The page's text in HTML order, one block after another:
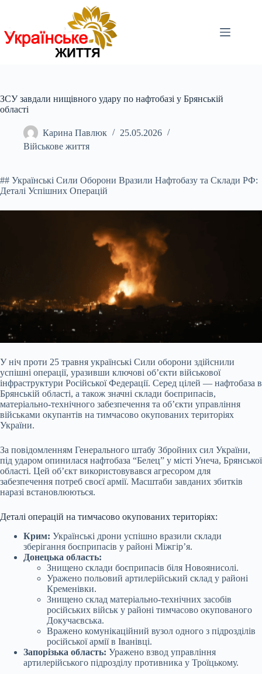
ЗСУ завдали нищівного удару по нафтобазі у Брянській
області
Карина Павлюк
25.05.2026
Військове життя
## Українські Сили Оборони Вразили Нафтобазу та Склади РФ:
Деталі Успішних Операцій
У ніч проти 25 травня українські Сили оборони здійснили
успішні операції, уразивши ключові об’єкти військової
інфраструктури Російської Федерації. Серед цілей — нафтобаза в
Брянській області, а також значні склади боєприпасів,
матеріально-технічного забезпечення та об’єкти управління
військами окупантів на тимчасово окупованих територіях
України.
За повідомленням Генерального штабу Збройних сил України,
під ударом опинилася нафтобаза “Белец” у місті Унеча, Брянської
області. Цей об’єкт використовувався агресором для
забезпечення потреб своєї армії. Масштаби завданих збитків
наразі встановлюються.
Деталі операцій на тимчасово окупованих територіях:
Крим: Українські дрони успішно вразили склади
зберігання боєприпасів у районі Міжгір’я.
Донецька область:
Знищено склади боєприпасів біля Новоянисолі.
Уражено польовий артилерійський склад у районі
Кременівки.
Знищено склад матеріально-технічних засобів
російських військ у районі тимчасово окупованого
Докучаєвська.
Вражено комунікаційний вузол одного з підрозділів
російської армії в Іванівці.
Запорізька область: Уражено взвод управління
артилерійського підрозділу противника у Троїцькому.